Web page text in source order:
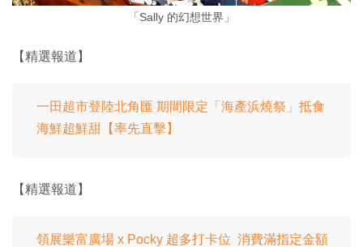
「Sally 的幻想世界」
【精選報道】
一田超市登陸北角匯 期間限定「海產浜燒祭」抵食
海鮮超鮮甜【率先直擊】
【精選報道】
領展樂富廣場 x Pocky 超多打卡位 消費滿指定金額